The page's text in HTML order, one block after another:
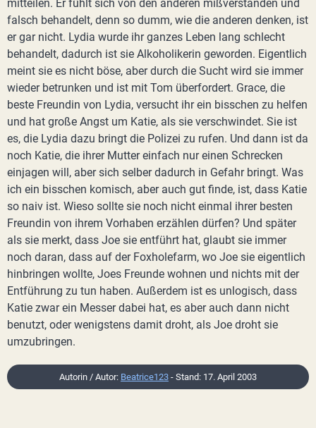
mitteilen. Er fühlt sich von den anderen mißverstanden und
falsch behandelt, denn so dumm, wie die anderen denken, ist
er gar nicht. Lydia wurde ihr ganzes Leben lang schlecht
behandelt, dadurch ist sie Alkoholikerin geworden. Eigentlich
meint sie es nicht böse, aber durch die Sucht wird sie immer
wieder betrunken und ist mit Tom überfordert. Grace, die
beste Freundin von Lydia, versucht ihr ein bisschen zu helfen
und hat große Angst um Katie, als sie verschwindet. Sie ist
es, die Lydia dazu bringt die Polizei zu rufen. Und dann ist da
noch Katie, die ihrer Mutter einfach nur einen Schrecken
einjagen will, aber sich selber dadurch in Gefahr bringt. Was
ich ein bisschen komisch, aber auch gut finde, ist, dass Katie
so naiv ist. Wieso sollte sie noch nicht einmal ihrer besten
Freundin von ihrem Vorhaben erzählen dürfen? Und später
als sie merkt, dass Joe sie entführt hat, glaubt sie immer
noch daran, dass auf der Foxholefarm, wo Joe sie eigentlich
hinbringen wollte, Joes Freunde wohnen und nichts mit der
Entführung zu tun haben. Außerdem ist es unlogisch, dass
Katie zwar ein Messer dabei hat, es aber auch dann nicht
benutzt, oder wenigstens damit droht, als Joe droht sie
umzubringen.
Autorin / Autor: Beatrice123 - Stand: 17. April 2003